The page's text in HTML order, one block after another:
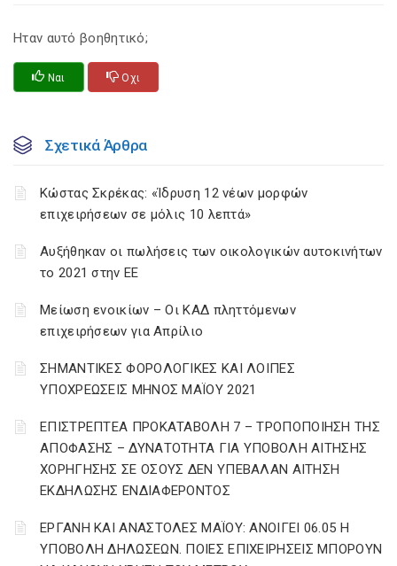
Ηταν αυτό βοηθητικό;
Ναι Οχι
Σχετικά Άρθρα
Κώστας Σκρέκας: «Ίδρυση 12 νέων μορφών
επιχειρήσεων σε μόλις 10 λεπτά»
Αυξήθηκαν οι πωλήσεις των οικολογικών αυτοκινήτων
το 2021 στην ΕΕ
Μείωση ενοικίων – Οι ΚΑΔ πληττόμενων
επιχειρήσεων για Απρίλιο
ΣΗΜΑΝΤΙΚΕΣ ΦΟΡΟΛΟΓΙΚΕΣ ΚΑΙ ΛΟΙΠΕΣ
ΥΠΟΧΡΕΩΣΕΙΣ ΜΗΝΟΣ ΜΑΪΟΥ 2021
ΕΠΙΣΤΡΕΠΤΕΑ ΠΡΟΚΑΤΑΒΟΛΗ 7 – ΤΡΟΠΟΠΟΙΗΣΗ ΤΗΣ
ΑΠΟΦΑΣΗΣ – ΔΥΝΑΤΟΤΗΤΑ ΓΙΑ ΥΠΟΒΟΛΗ ΑΙΤΗΣΗΣ
ΧΟΡΗΓΗΣΗΣ ΣΕ ΟΣΟΥΣ ΔΕΝ ΥΠΕΒΑΛΑΝ ΑΙΤΗΣΗ
ΕΚΔΗΛΩΣΗΣ ΕΝΔΙΑΦΕΡΟΝΤΟΣ
ΕΡΓΑΝΗ ΚΑΙ ΑΝΑΣΤΟΛΕΣ ΜΑΪΟΥ: ΑΝΟΙΓΕΙ 06.05 Η
ΥΠΟΒΟΛΗ ΔΗΛΩΣΕΩΝ. ΠΟΙΕΣ ΕΠΙΧΕΙΡΗΣΕΙΣ ΜΠΟΡΟΥΝ